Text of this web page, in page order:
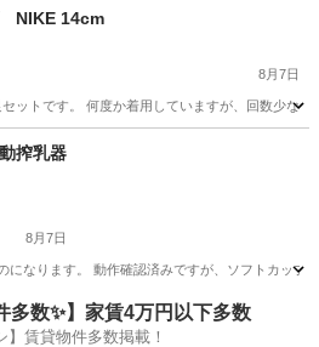
NIKE 14cm
8月7日
ットです。 何度か着用していますが、回数少な
キッズ用品
搾乳器
8月7日
になります。 動作確認済みですが、ソフトカップ
ベビー用品
多数✨】家賃4万円以下多数
】賃貸物件多数掲載！